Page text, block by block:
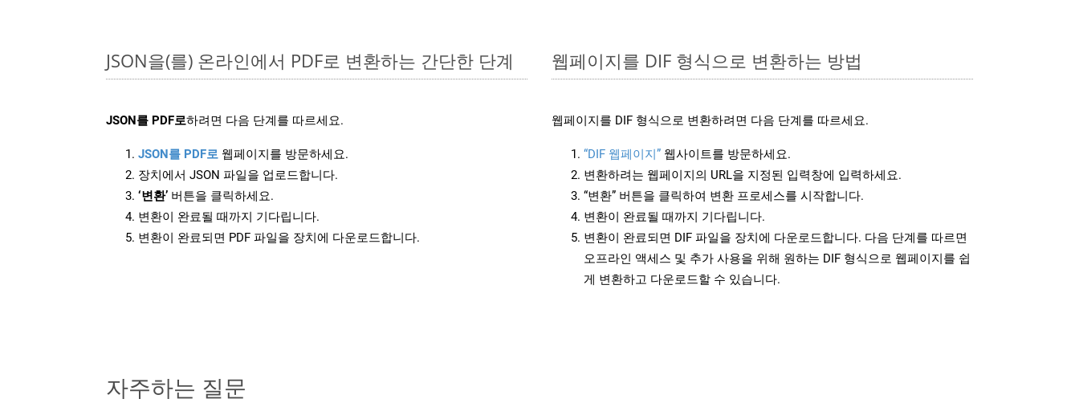
JSON을(를) 온라인에서 PDF로 변환하는 간단한 단계
JSON를 PDF로하려면 다음 단계를 따르세요.
JSON를 PDF로 웹페이지를 방문하세요.
장치에서 JSON 파일을 업로드합니다.
‘변환’ 버튼을 클릭하세요.
변환이 완료될 때까지 기다립니다.
변환이 완료되면 PDF 파일을 장치에 다운로드합니다.
웹페이지를 DIF 형식으로 변환하는 방법
웹페이지를 DIF 형식으로 변환하려면 다음 단계를 따르세요.
“DIF 웹페이지” 웹사이트를 방문하세요.
변환하려는 웹페이지의 URL을 지정된 입력창에 입력하세요.
“변환” 버튼을 클릭하여 변환 프로세스를 시작합니다.
변환이 완료될 때까지 기다립니다.
변환이 완료되면 DIF 파일을 장치에 다운로드합니다. 다음 단계를 따르면
오프라인 액세스 및 추가 사용을 위해 원하는 DIF 형식으로 웹페이지를 쉽
게 변환하고 다운로드할 수 있습니다.
자주하는 질문